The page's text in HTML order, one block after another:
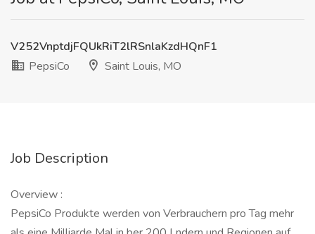
V252VnptdjFQUkRiT2lRSnlaKzdHQnF1
PepsiCo
Saint Louis, MO
Job Description
Overview :
PepsiCo Produkte werden von Verbrauchern pro Tag mehr